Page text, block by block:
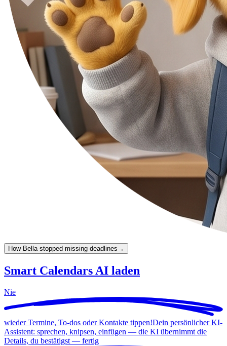
How Bella stopped missing deadlines →
Smart Calendars AI laden
Nie
wieder Termine, To-dos oder Kontakte tippen!Dein persönlicher KI-
Assistent: sprechen, knipsen, einfügen — die KI übernimmt die
Details, du bestätigst — fertig